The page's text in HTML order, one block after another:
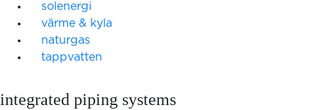
solenergi
värme & kyla
naturgas
tappvatten
integrated piping systems